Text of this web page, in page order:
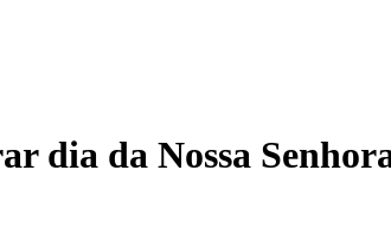
dia da Nossa